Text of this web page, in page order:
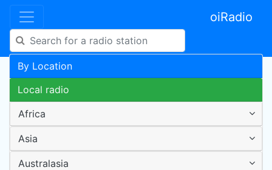
oiRadio
By Location
Local radio
Africa
Asia
Australasia